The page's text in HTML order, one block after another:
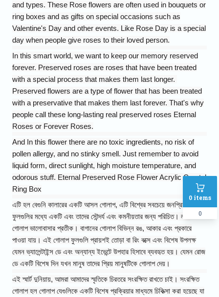
0 items
0
and types. These Rose flowers are often used in bouquets or
ring boxes and as gifts on special occasions such as
Valentine's Day and other events. Like Rose Day is a special
day when people give roses to their loved person.
In this smart world, we want to keep our memory reserved
forever. Preserved roses are roses that have been treated
with a special process that makes them last longer.
Preserved flowers are a type of flower that has been treated
with a preservative that makes them last forever. That's why
people call these long-lasting real preserved roses Eternal
Roses or Forever Roses.
And In this flower there are no toxic ingredients, no risk of
pollen allergy, and no stinky smell. Just remember to avoid
liquid form, direct sunlight, high moisture temperature, and
odorous stuff. Eternal Preserved Rose Flower Acrylic Crystal
Ring Box
এটি হল বেগুনি কালারের একটি আসল গোলাপ, এটি বিশ্বের সবচেয়ে জনপ্রিয়
ফুলগুলির মধ্যে একটি এবং তাদের সৌন্দর্য এবং কমনীয়তার জন্য পরিচিত। লাল
গোলাপ ভালোবাসার প্রতীক। বাগানের গোলাপ বিভিন্ন রঙ, আকার এবং প্রকারে
পাওয়া যায়। এই গোলাপ ফুলগুলি প্রায়শই তোড়া বা রিং বক্সে এবং বিশেষ উপলক্ষ
যেমন ভ্যালেন্টাইন্স ডে এবং অন্যান্য ইভেন্টে উপহার হিসাবে ব্যবহৃত হয়। যেমন রোজ
ডে একটি বিশেষ দিন যখন মানুষ তাদের প্রিয় মানুষটিকে গোলাপ দেয়।
এই স্মার্ট দুনিয়ায়, আমরা আমাদের স্মৃতিকে চিরতরে সংরক্ষিত রাখতে চাই। সংরক্ষিত
গোলাপ হল গোলাপ যেগুলিকে একটি বিশেষ প্রক্রিয়ার মাধ্যমে চিকিত্সা করা হয়েছে যা